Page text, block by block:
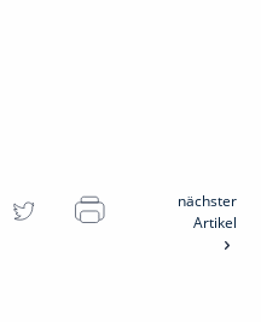
nächster
Artikel